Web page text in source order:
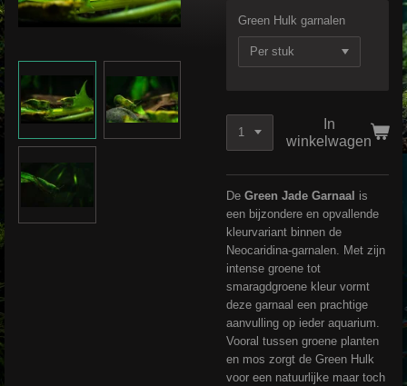
Green Hulk garnalen
In
winkelwagen
De Green Jade Garnaal is
een bijzondere en opvallende
kleurvariant binnen de
Neocaridina-garnalen. Met zijn
intense groene tot
smaragdgroene kleur vormt
deze garnaal een prachtige
aanvulling op ieder aquarium.
Vooral tussen groene planten
en mos zorgt de Green Hulk
voor een natuurlijke maar toch